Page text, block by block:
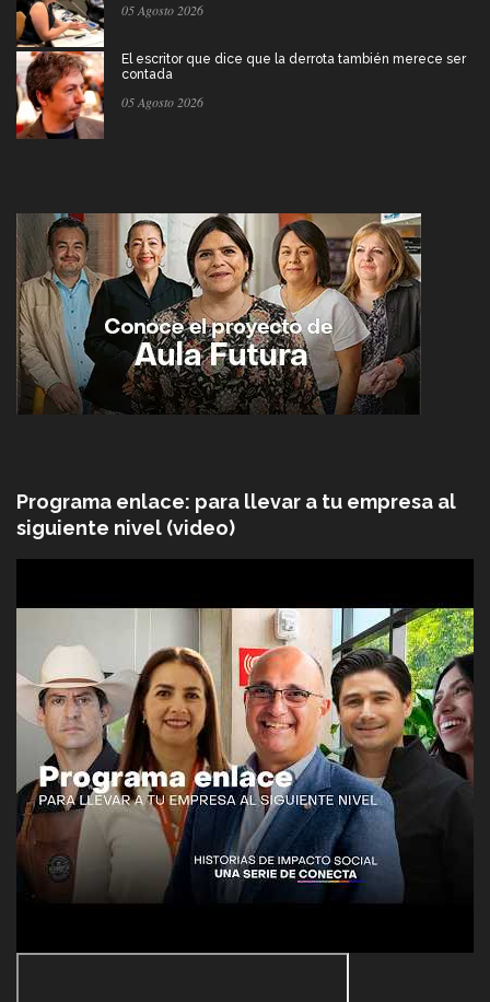
05 Agosto 2026
El escritor que dice que la derrota también merece ser
contada
05 Agosto 2026
Programa enlace: para llevar a tu empresa al
siguiente nivel (video)